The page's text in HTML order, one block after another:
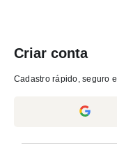
Criar conta
Cadastro rápido, seguro